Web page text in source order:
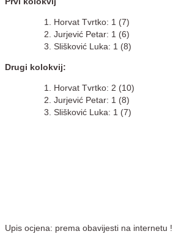
Horvat Tvrtko: 1 (7)
Jurjević Petar: 1 (6)
Slišković Luka: 1 (8)
Drugi kolokvij:
Horvat Tvrtko: 2 (10)
Jurjević Petar: 1 (8)
Slišković Luka: 1 (7)
Upis ocjena: prema obavijesti na internetu !